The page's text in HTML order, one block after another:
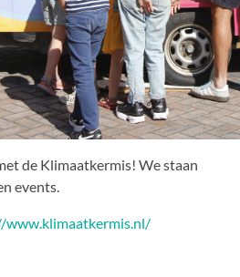
de Klimaatkermis! We staan
events.
www.klimaatkermis.nl/